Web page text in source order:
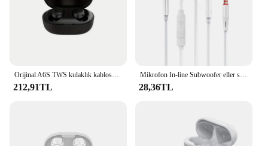
212,91TL
Mikrofon In-line Subwoofer eller serbest arama ile S18 tel kontrollü kulaklık ergonomik kulaklıklar oyun kablolu kulaklık
28,36TL